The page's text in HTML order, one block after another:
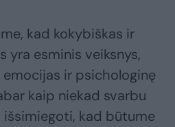
kad kokybiškas ir
yra esminis veiksnys,
ir psichologinę
kaip niekad svarbu
išsimiegoti, kad būtume